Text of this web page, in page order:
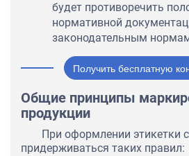
будет противоречить
нормативной
законодательным
Получить бесплатную
Общие принципы
продукции
При оформлении этикетки
придерживаться таких правил: